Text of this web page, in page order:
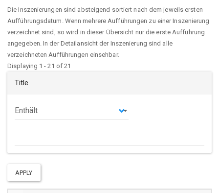
Die Inszenierungen sind absteigend sortiert nach dem jeweils ersten
Aufführungsdatum. Wenn mehrere Aufführungen zu einer Inszenierung
verzeichnet sind, so wird in dieser Übersicht nur die erste Aufführung
angegeben. In der Detailansicht der Inszenierung sind alle
verzeichneten Aufführungen einsehbar.
Displaying 1 - 21 of 21
Title
Operator
APPLY